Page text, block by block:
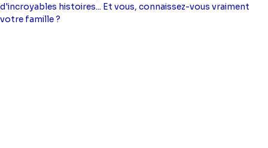
d'incroyables histoires... Et vous, connaissez-vous vraiment
votre famille ?